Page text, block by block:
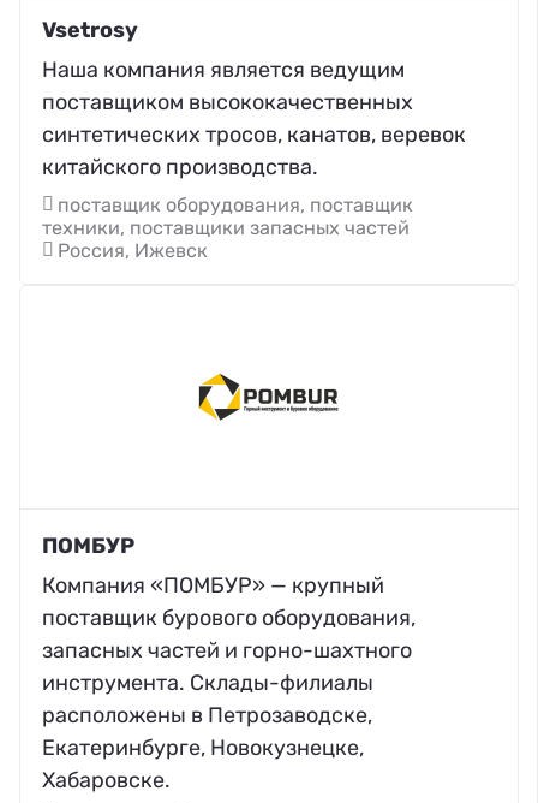
Vsetrosy
Наша компания является ведущим
поставщиком высококачественных
синтетических тросов, канатов, веревок
китайского производства.
поставщик оборудования, поставщик
техники, поставщики запасных частей
Россия, Ижевск
ПОМБУР
Компания «ПОМБУР» — крупный
поставщик бурового оборудования,
запасных частей и горно-шахтного
инструмента. Склады-филиалы
расположены в Петрозаводске,
Екатеринбурге, Новокузнецке,
Хабаровске.